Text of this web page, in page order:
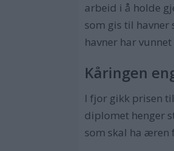
arbeid i å holde
som gis til havner
havner har
Kåringen
I fjor gikk prisen
diplomet henger
som skal ha æren